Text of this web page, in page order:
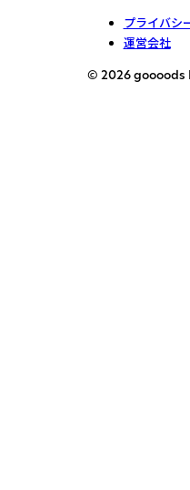
プライバシ
運営会社
© 2026 goooods